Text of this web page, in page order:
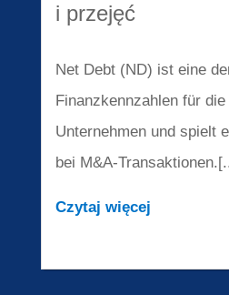
i przejęć
Net Debt (ND) ist eine
Finanzkennzahlen für
Unternehmen und spielt
bei M&A-
Czytaj więcej